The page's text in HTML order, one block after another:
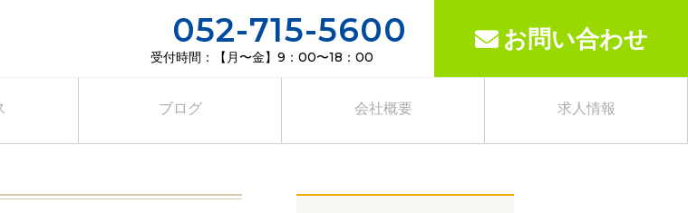
052-715-5600
受付時間：【月〜金】9：00〜18：00
お問い合わせ
ブログ 会社概要 求人情報
4ヵ所生産工場に太陽光発電を導入